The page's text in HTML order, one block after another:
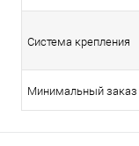
Система крепления
Минимальный заказ